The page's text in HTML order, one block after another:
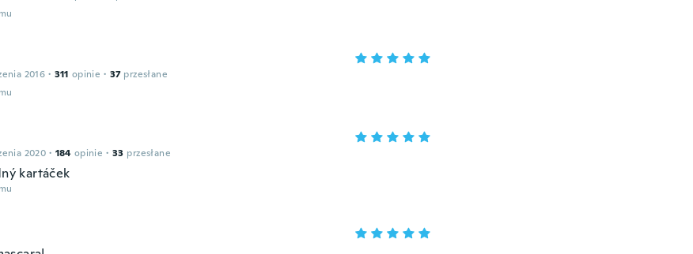
2016 · 311 opinie · 37 przesłane
2020 · 184 opinie · 33 przesłane
kartáček